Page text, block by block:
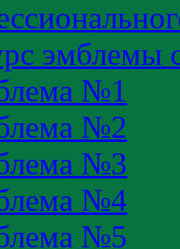
эмблемы
№1
№2
№3
№4
№5